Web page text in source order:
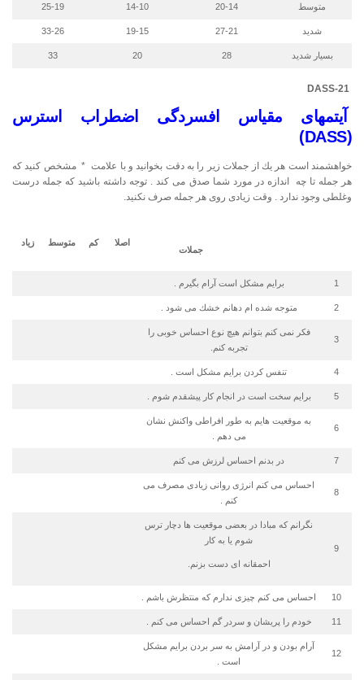
متوسط 20-14
14-10
25-19
شدید 27-21
19-15
33-26
بسیار شدید 28
20
33
DASS-21
آیتمهای مقیاس افسردگی اضطراب استرس
(DASS)
خواهشمند است هر یك از جملات زیر را به دقت بخوانید و با علامت * مشخص كنید كه
هر جمله تا چه اندازه در مورد شما صدق می كند . توجه داشته باشید كه جمله درست
وغلطی وجود ندارد . وقت زیادی روی هر جمله صرف نكنید.
جملات
اصلا كم متوسط زیاد
1 برایم مشكل است آرام بگیرم .
2 متوجه شده ام دهانم خشك می شود .
3
فكر نمی كنم بتوانم هیچ نوع احساس خوبی را
تجربه كنم.
4 تنفس كردن برایم مشكل است .
5 برایم سخت است در انجام كار پیشقدم شوم .
6
به موقعیت هایم به طور افراطی واكنش نشان
می دهم .
7 در بدنم احساس لرزش می كنم
8
احساس می كنم انرژی روانی زیادی مصرف می
كنم .
9
نگرانم كه مبادا در بعضی موقعیت ها دچار ترس
شوم یا به كار
احمقانه ای دست بزنم.
10 احساس می كنم چیزی ندارم كه منتظرش باشم .
11 خودم را پریشان و سردر گم احساس می كنم .
12
آرام بودن و در آرامش به سر بردن برایم مشكل
است .